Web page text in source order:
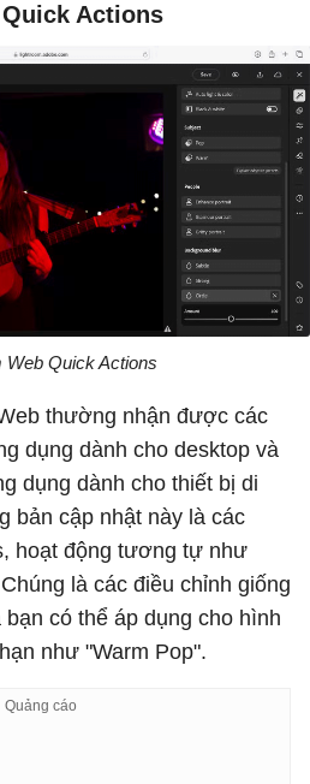
Actions
Web Quick Actions
thường nhận được các
dụng dành cho desktop và
dụng dành cho thiết bị di
bản cập nhật này là các
hoạt động tương tự như
là các điều chỉnh giống
có thể áp dụng cho hình
như "Warm Pop".